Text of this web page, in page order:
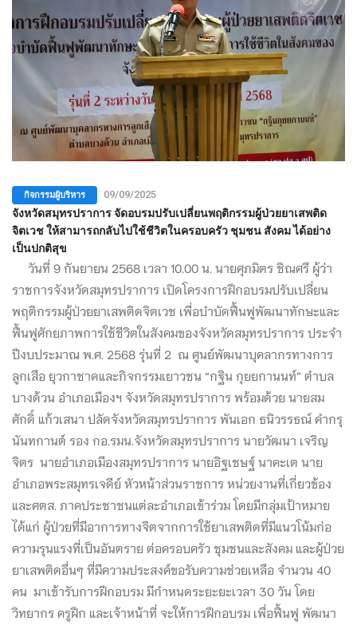
กิจกรรมผู้บริหาร 09/09/2025
จังหวัดสมุทรปราการ จัดอบรมปรับเปลี่ยนพฤติกรรมผู้ป่วยยาเสพติด
จิตเวช ให้สามารถกลับไปใช้ชีวิตในครอบครัว ชุมชน สังคม ได้อย่าง
เป็นปกติสุข
วันที่ 9 กันยายน 2568 เวลา 10.00 น. นายศุภมิตร ชิณศรี ผู้ว่า
ราชการจังหวัดสมุทรปราการ เปิดโครงการฝึกอบรมปรับเปลี่ยน
พฤติกรรมผู้ป่วยยาเสพติดจิตเวช เพื่อบำบัดฟื้นฟูพัฒนาทักษะและ
ฟื้นฟูศักยภาพการใช้ชีวิตในสังคมของจังหวัดสมุทรปราการ ประจำ
ปีงบประมาณ พ.ศ. 2568 รุ่นที่ 2 ณ ศูนย์พัฒนาบุคลากรทางการ
ลูกเสือ ยุวกาชาดและกิจกรรมเยาวชน “กฐิน กุยยกานนท์” ตำบล
บางด้วน อำเภอเมืองฯ จังหวัดสมุทรปราการ พร้อมด้วย นายสม
ศักดิ์ แก้วเสนา ปลัดจังหวัดสมุทรปราการ พันเอก ธนิวรรธณ์ คำกรุ
นันทกานต์ รอง กอ.รมน.จังหวัดสมุทรปราการ นายวัฒนา เจริญ
จิตร นายอำเภอเมืองสมุทรปราการ นายอิฐเชษฐ์ นาคะเต นาย
อำเภอพระสมุทรเจดีย์ หัวหน้าส่วนราชการ หน่วยงานที่เกี่ยวข้อง
และศตส. ภาคประชาชนแต่ละอำเภอเข้าร่วม โดยมีกลุ่มเป้าหมาย
ได้แก่ ผู้ป่วยที่มีอาการทางจิตจากการใช้ยาเสพติดที่มีแนวโน้มก่อ
ความรุนแรงที่เป็นอันตราย ต่อครอบครัว ชุมชนและสังคม และผู้ป่วย
ยาเสพติดอื่นๆ ที่มีความประสงค์ขอรับความช่วยเหลือ จำนวน 40
คน มาเข้ารับการฝึกอบรม มีกำหนดระยะยะเวลา 30 วัน โดย
วิทยากร ครูฝึก และเจ้าหน้าที่ จะให้การฝึกอบรม เพื่อฟื้นฟู พัฒนา